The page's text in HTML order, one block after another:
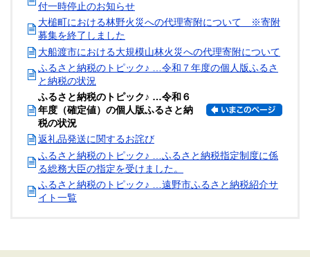
付一時停止のお知らせ
大槌町における林野火災への代理寄附について ※寄附
募集を終了しました
大船渡市における大規模山林火災への代理寄附について
ふるさと納税のトピック♪ …令和７年度の個人版ふるさ
と納税の状況
ふるさと納税のトピック♪ …令和６
年度（確定値）の個人版ふるさと納
税の状況
返礼品発送に関するお詫び
ふるさと納税のトピック♪ …ふるさと納税指定制度に係
る総務大臣の指定を受けました。
ふるさと納税のトピック♪ …遠野市ふるさと納税紹介サ
イト一覧